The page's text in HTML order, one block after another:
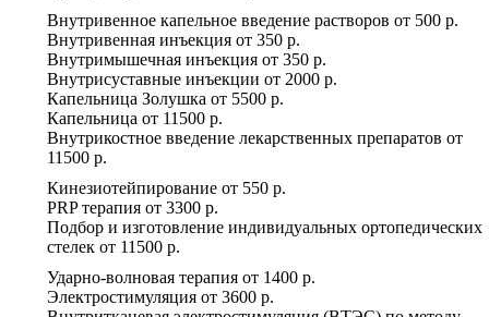
Внутривенное капельное введение растворов от 500 р.
Внутривенная инъекция от 350 р.
Внутримышечная инъекция от 350 р.
Внутрисуставные инъекции от 2000 р.
Капельница Золушка от 5500 р.
Капельница от 11500 р.
Внутрикостное введение лекарственных препаратов от
11500 р.
Кинезиотейпирование от 550 р.
PRP терапия от 3300 р.
Подбор и изготовление индивидуальных ортопедических
стелек от 11500 р.
Ударно-волновая терапия от 1400 р.
Электростимуляция от 3600 р.